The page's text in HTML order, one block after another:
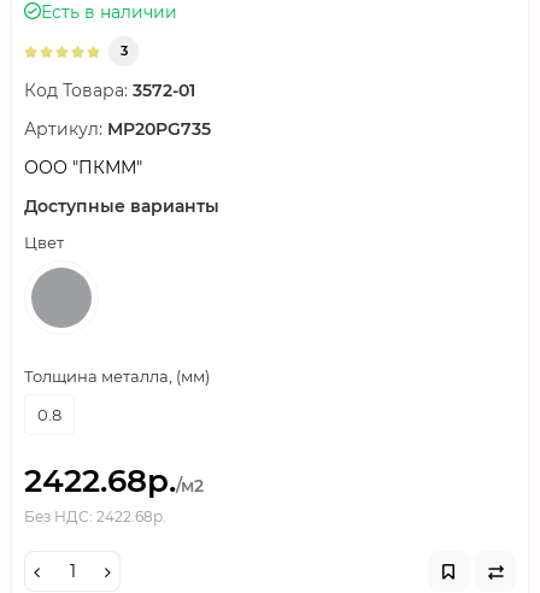
Есть в наличии
3
Код Товара: 3572-01
Артикул: MP20PG735
ООО "ПКММ"
Доступные варианты
Цвет
Толщина металла, (мм)
0.8
2422.68р./м2
Без НДС: 2422.68р.